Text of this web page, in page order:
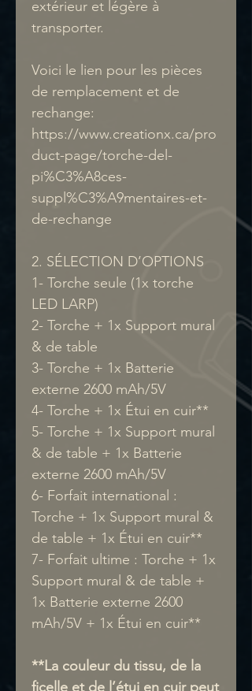
extérieur et légère à
transporter.
Voici le lien pour les pièces
de remplacement et de
rechange:
https://www.creationx.ca/pro
duct-page/torche-del-
pi%C3%A8ces-
suppl%C3%A9mentaires-et-
de-rechange
2. SÉLECTION D’OPTIONS
1- Torche seule (1x torche
LED LARP)
2- Torche + 1x Support mural
& de table
3- Torche + 1x Batterie
externe 2600 mAh/5V
4- Torche + 1x Étui en cuir**
5- Torche + 1x Support mural
& de table + 1x Batterie
externe 2600 mAh/5V
6- Forfait international :
Torche + 1x Support mural &
de table + 1x Étui en cuir**
7- Forfait ultime : Torche + 1x
Support mural & de table +
1x Batterie externe 2600
mAh/5V + 1x Étui en cuir**
**La couleur du tissu, de la
ficelle et de l’étui en cuir peut